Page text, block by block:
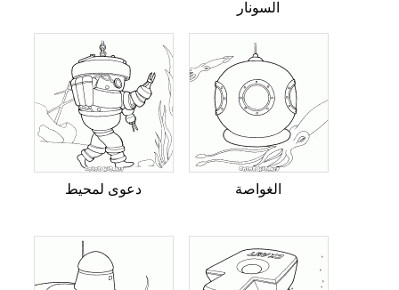
السونار
دعوى لمحيط الغواصة